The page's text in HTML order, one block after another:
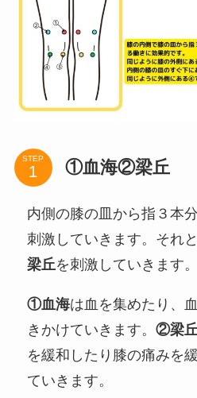
STEP ①血海②梁丘
内側の膝の皿から指３本
刺激していきます。それ
梁丘を刺激していきます。
①血海は血を集めたり、
きかけていきます。 ②梁丘
を緩和したり膝の痛みを
ていきます。